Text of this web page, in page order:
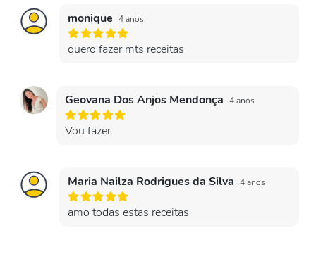
monique 4 anos
quero fazer mts receitas
Geovana Dos Anjos Mendonça 4 anos
Vou fazer.
Maria Nailza Rodrigues da Silva 4 anos
amo todas estas receitas